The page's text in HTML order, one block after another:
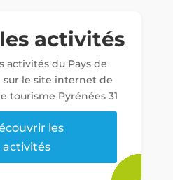
activités
activités du Pays de
sur le site internet de
tourisme Pyrénées 31
les
activités